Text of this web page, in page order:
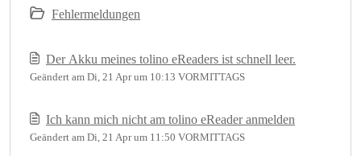
Fehlermeldungen
Der Akku meines tolino eReaders ist schnell leer.
Geändert am Di, 21 Apr um 10:13 VORMITTAGS
Ich kann mich nicht am tolino eReader anmelden
Geändert am Di, 21 Apr um 11:50 VORMITTAGS